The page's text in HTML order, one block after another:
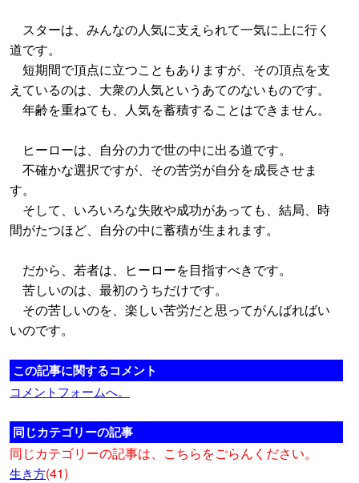
スターは、みんなの人気に支えられて一気に上に行く
道です。
短期間で頂点に立つこともありますが、その頂点を支
えているのは、大衆の人気というあてのないものです。
年齢を重ねても、人気を蓄積することはできません。
ヒーローは、自分の力で世の中に出る道です。
不確かな選択ですが、その苦労が自分を成長させま
す。
そして、いろいろな失敗や成功があっても、結局、時
間がたつほど、自分の中に蓄積が生まれます。
だから、若者は、ヒーローを目指すべきです。
苦しいのは、最初のうちだけです。
その苦しいのを、楽しい苦労だと思ってがんばればい
いのです。
この記事に関するコメント
コメントフォームへ。
同じカテゴリーの記事
同じカテゴリーの記事は、こちらをごらんください。
生き方(41)